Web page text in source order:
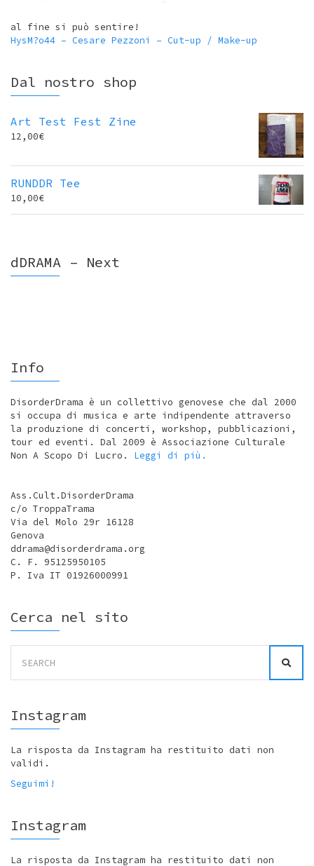
al fine si può sentire!
HysM?o44 – Cesare Pezzoni – Cut-up / Make-up
Dal nostro shop
Art Test Fest Zine
12,00€
RUNDDR Tee
10,00€
dDRAMA – Next
Info
DisorderDrama è un collettivo genovese che dal 2000
si occupa di musica e arte indipendente attraverso
la produzione di concerti, workshop, pubblicazioni,
tour ed eventi. Dal 2009 è Associazione Culturale
Non A Scopo Di Lucro. Leggi di più.
Ass.Cult.DisorderDrama
c/o TroppaTrama
Via del Molo 29r 16128
Genova
ddrama@disorderdrama.org
C. F. 95125950105
P. Iva IT 01926000991
Cerca nel sito
for:
Instagram
La risposta da Instagram ha restituito dati non
validi.
Seguimi!
Instagram
La risposta da Instagram ha restituito dati non